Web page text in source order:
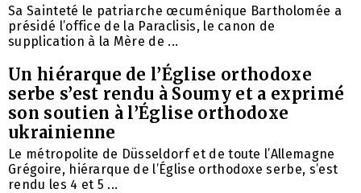
Sa Sainteté le patriarche œcuménique Bartholomée a
présidé l’office de la Paraclisis, le canon de
supplication à la Mère de ...
Un hiérarque de l’Église orthodoxe
serbe s’est rendu à Soumy et a exprimé
son soutien à l’Église orthodoxe
ukrainienne
Le métropolite de Düsseldorf et de toute l’Allemagne
Grégoire, hiérarque de l’Église orthodoxe serbe, s’est
rendu les 4 et 5 ...